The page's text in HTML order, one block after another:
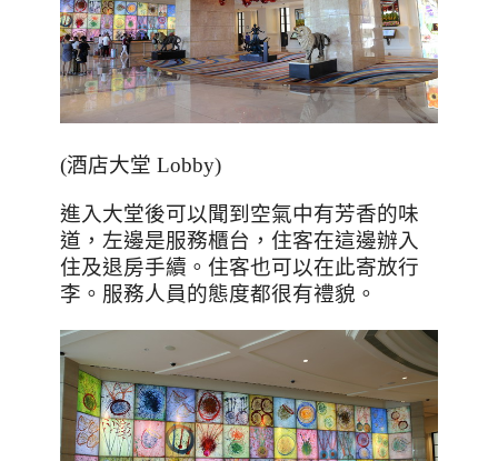
(酒店大堂 Lobby)
進入大堂後可以聞到空氣中有芳香的味
道，左邊是服務櫃台，住客在這邊辦入
住及退房手續。住客也可以在此寄放行
李。服務人員的態度都很有禮貌。